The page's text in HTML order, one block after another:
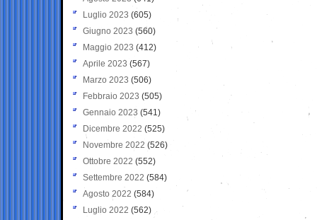
Luglio 2023 (605)
Giugno 2023 (560)
Maggio 2023 (412)
Aprile 2023 (567)
Marzo 2023 (506)
Febbraio 2023 (505)
Gennaio 2023 (541)
Dicembre 2022 (525)
Novembre 2022 (526)
Ottobre 2022 (552)
Settembre 2022 (584)
Agosto 2022 (584)
Luglio 2022 (562)